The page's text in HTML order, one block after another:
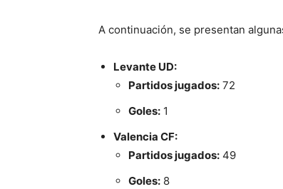
A continuación, se presentan
Levante UD:
Partidos jugados: 72
Goles: 1
Valencia CF:
Partidos jugados: 49
Goles: 8